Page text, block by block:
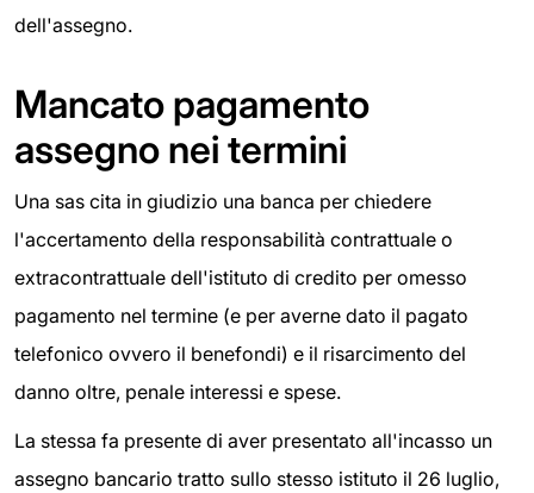
dell'assegno.
Mancato pagamento
assegno nei termini
Una sas cita in giudizio una banca per chiedere
l'accertamento della responsabilità contrattuale o
extracontrattuale dell'istituto di credito per omesso
pagamento nel termine (e per averne dato il pagato
telefonico ovvero il benefondi) e il risarcimento del
danno oltre, penale interessi e spese.
La stessa fa presente di aver presentato all'incasso un
assegno bancario tratto sullo stesso istituto il 26 luglio,